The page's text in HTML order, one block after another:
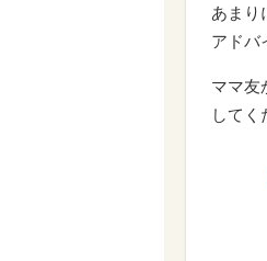
あまり
アドバ
ママ友
してく